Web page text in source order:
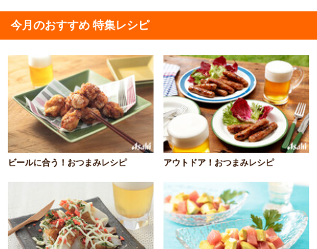
今月のおすすめ 特集レシピ
ビールに合う！おつまみレシピ アウトドア！おつまみレシピ